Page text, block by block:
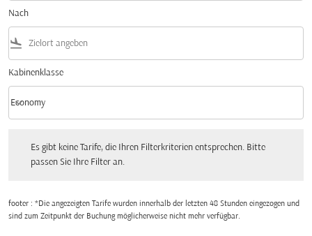
Nach
flight_land
Kabinenklasse
Kabinenklasse option Economy Selected
Economy
keyboard_arrow_down
Es gibt keine Tarife, die Ihren Filterkriterien entsprechen. Bitte
passen Sie Ihre Filter an.
footer : *Die angezeigten Tarife wurden innerhalb der letzten 48 Stunden eingezogen und
sind zum Zeitpunkt der Buchung möglicherweise nicht mehr verfügbar.